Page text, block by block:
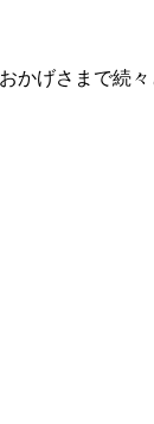
かげさまで続々